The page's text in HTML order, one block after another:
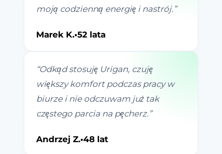
moją codzienną energię i nastrój. ”
Marek K.•52 lata
“Odkąd stosuję Urigan, czuję
większy komfort podczas pracy w
biurze i nie odczuwam już tak
częstego parcia na pęcherz. ”
Andrzej Z.•48 lat